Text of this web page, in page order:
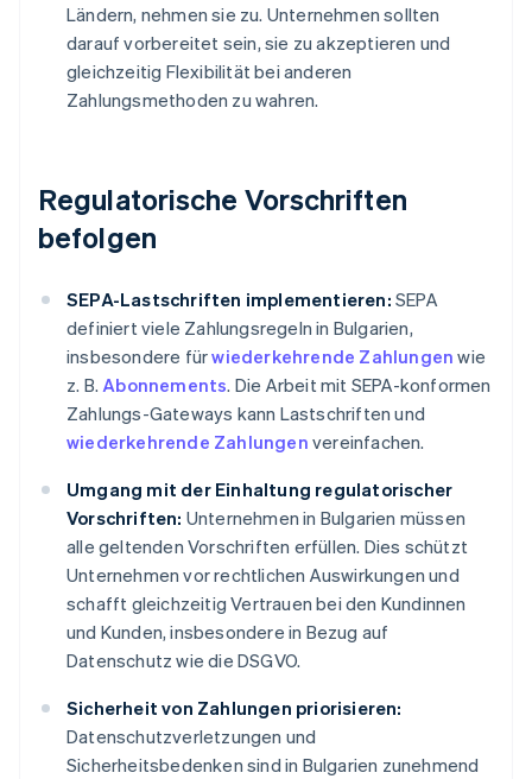
Ländern, nehmen sie zu. Unternehmen sollten
darauf vorbereitet sein, sie zu akzeptieren und
gleichzeitig Flexibilität bei anderen
Zahlungsmethoden zu wahren.
Regulatorische Vorschriften
befolgen
SEPA-Lastschriften implementieren: SEPA
definiert viele Zahlungsregeln in Bulgarien,
insbesondere fürwiederkehrende Zahlungen wie
z. B.Abonnements. Die Arbeit mit SEPA-konformen
Zahlungs-Gateways kann Lastschriften und
wiederkehrende Zahlungen vereinfachen.
Umgang mit der Einhaltung regulatorischer
Vorschriften: Unternehmen in Bulgarien müssen
alle geltenden Vorschriften erfüllen. Dies schützt
Unternehmen vor rechtlichen Auswirkungen und
schafft gleichzeitig Vertrauen bei den Kundinnen
und Kunden, insbesondere in Bezug auf
Datenschutz wie die DSGVO.
Sicherheit von Zahlungen priorisieren:
Datenschutzverletzungen und
Sicherheitsbedenken sind in Bulgarien zunehmend